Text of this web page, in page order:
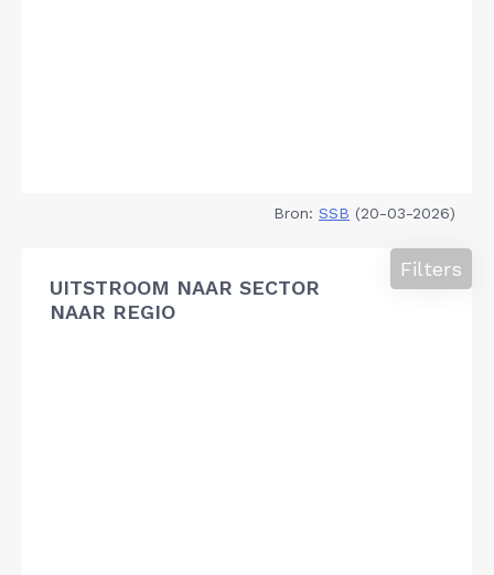
Bron: SSB (20-03-2026)
UITSTROOM NAAR SECTOR
NAAR REGIO
Filters